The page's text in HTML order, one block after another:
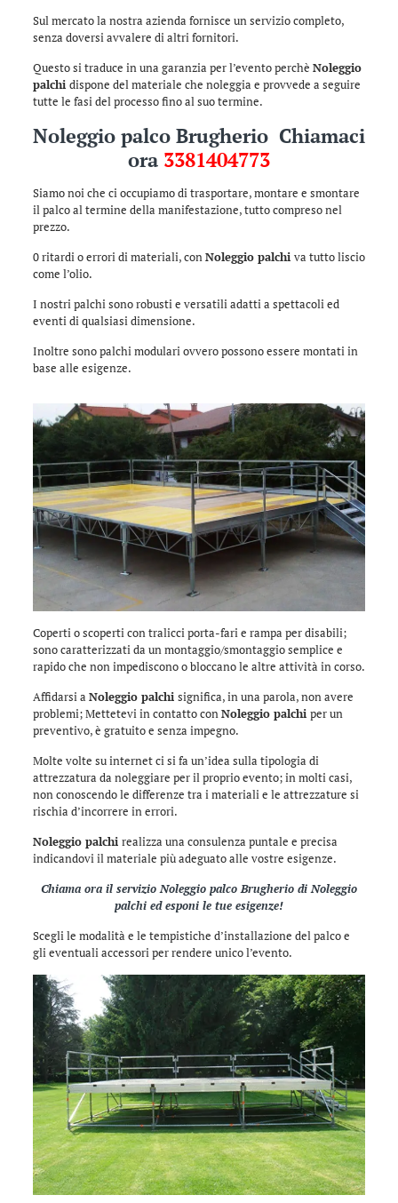
Sul mercato la nostra azienda fornisce un servizio completo,
senza doversi avvalere di altri fornitori.
Questo si traduce in una garanzia per l’evento perchè Noleggio
palchi dispone del materiale che noleggia e provvede a seguire
tutte le fasi del processo fino al suo termine.
Noleggio palco Brugherio Chiamaci
ora 3381404773
Siamo noi che ci occupiamo di trasportare, montare e smontare
il palco al termine della manifestazione, tutto compreso nel
prezzo.
0 ritardi o errori di materiali, conNoleggio palchi va tutto liscio
come l’olio.
I nostri palchi sono robusti e versatili adatti a spettacoli ed
eventi di qualsiasi dimensione.
Inoltre sono palchi modulari ovvero possono essere montati in
base alle esigenze.
Coperti o scoperti con tralicci porta-fari e rampa per disabili;
sono caratterizzati da un montaggio/smontaggio semplice e
rapido che non impediscono o bloccano le altre attività in corso.
Affidarsi a Noleggio palchi significa, in una parola, non avere
problemi; Mettetevi in contatto conNoleggio palchi per un
preventivo, è gratuito e senza impegno.
Molte volte su internet ci si fa un’idea sulla tipologia di
attrezzatura da noleggiare per il proprio evento; in molti casi,
non conoscendo le differenze tra i materiali e le attrezzature si
rischia d’incorrere in errori.
Noleggio palchi realizza una consulenza puntale e precisa
indicandovi il materiale più adeguato alle vostre esigenze.
Chiama ora il servizioNoleggio palco Brugherio diNoleggio
palchi ed esponi le tue esigenze!
Scegli le modalità e le tempistiche d’installazione del palco e
gli eventuali accessori per rendere unico l’evento.